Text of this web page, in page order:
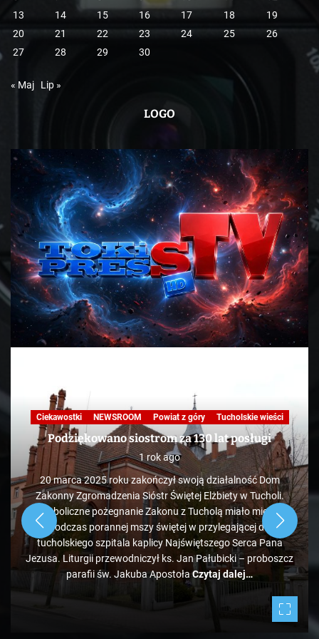
13
14 15 16 17 18
19
20
21 22 23 24 25
26
27
28 29 30
« Maj Lip »
LOGO
Nasza praca NEWSROOM Powiat z góry
Skandale
Telewizja
Tucholskie wieści TV
KAWA Z TOKiS-em w 100 sekund. „Ekologiczne”
wysypisko śmieci pod Bladowem?
1 rok ago
Zdaje się, że pozycja tucholskiego wysypiska śmieci
administrowanego przez PK jest mocno zagrożona, bo tuż
obok ale od strony Chojnic, przed Bladowem, powstało
drugie, darmowe. Jeżeli zapełniać się będzie w takim tempie,
to może być ciekawie.